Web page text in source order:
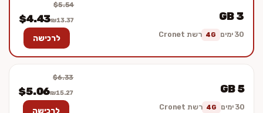
3 GB
30 ימים 4G רשת Cronet
$5.54
$4.43₪13.37
לרכישה
5 GB
30 ימים 4G רשת Cronet
$6.33
$5.06₪15.27
לרכישה